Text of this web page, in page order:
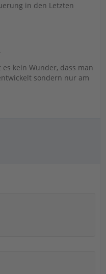
in den Letzten
kein Wunder, dass man
sondern nur am